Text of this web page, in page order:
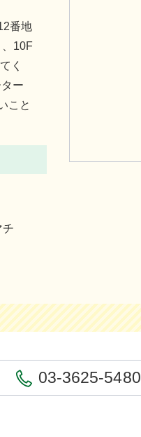
番地
10F
く
ー
こと
チ
03-3625-5480